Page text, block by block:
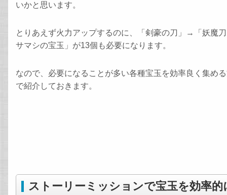
いかと思います。
とりあえず火力アップするのに、「剣豪の刀」→「妖魔
サマシの宝玉」が13個も必要になります。
なので、必要になることが多い各種宝玉を効率良く集め
で紹介しておきます。
ストーリーミッションで宝玉を効率的